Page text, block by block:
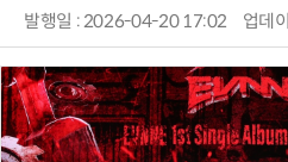
발행일 : 2026-04-20 17:02 업데